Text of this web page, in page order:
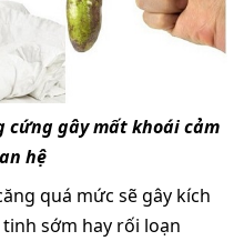
cứng gây mất khoái cảm
hệ
quá mức sẽ gây kích
sớm hay rối loạn